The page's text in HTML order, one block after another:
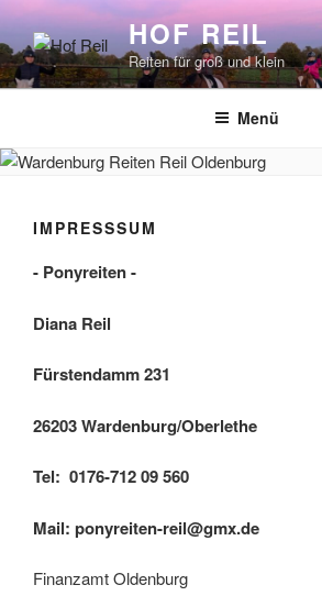
Zum
Inhalt
springen
HOF REIL
Reiten für groß und klein
Menü
IMPRESSSUM
- Ponyreiten -
Diana Reil
Fürstendamm 231
26203 Wardenburg/Oberlethe
Tel: 0176-712 09 560
Mail: ponyreiten-reil@gmx.de
Finanzamt Oldenburg